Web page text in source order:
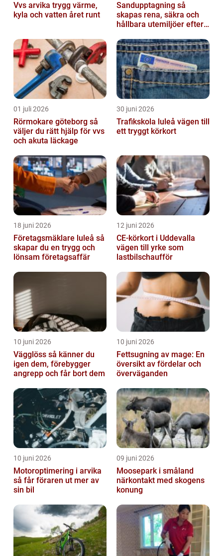
Vvs arvika trygg värme,
kyla och vatten året runt
Sandupptagning så
skapas rena, säkra och
hållbara utemiljöer efter
01 juli 2026
Rörmokare göteborg så
väljer du rätt hjälp för vvs
och akuta läckage
30 juni 2026
Trafikskola luleå vägen till
ett tryggt körkort
18 juni 2026
Företagsmäklare luleå så
skapar du en trygg och
lönsam företagsaffär
12 juni 2026
CE-körkort i Uddevalla
vägen till yrke som
lastbilschaufför
10 juni 2026
Vägglöss så känner du
igen dem, förebygger
angrepp och får bort dem
10 juni 2026
Fettsugning av mage: En
översikt av fördelar och
överväganden
10 juni 2026
Motoroptimering i arvika
så får föraren ut mer av
sin bil
09 juni 2026
Moosepark i småland
närkontakt med skogens
konung